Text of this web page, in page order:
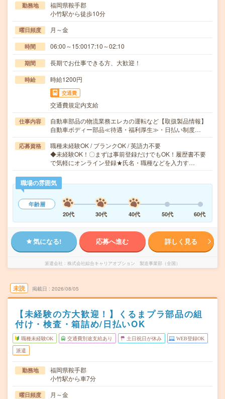
勤務地
福岡県鞍手郡
小竹駅から徒歩10分
曜日頻度 月～金
時間 06:00～15:0017:10～02:10
期間 長期でお仕事できる方、大歓迎！
時給 時給1200円
交通費
交通費規定内支給
仕事内容
自動車部品の物流業務エレカの運転など【取扱製品情報】
自動車ボディー部品≪待遇・福利厚生≫・日払い制度…
応募資格
職種未経験OK / ブランクOK / 英語力不要
◆未経験OK！〇まずは事前登録だけでもOK！履歴書不要
で気軽にオンライン登録★氏名・職種などを入力す…
職場の雰囲気
年齢層
20代
30代 40代 50代 60代
気になる! 応募へ進む 詳しく見る
派遣会社 株式会社綜合キャリアオプション 製造事業部（全国）
未読 掲載日 2026/08/05
【未経験の方大歓迎！】くるまプラ部品の組
付け・検査・箱詰め/日払いOK
職種未経験OK 交通費別途支給あり 土日祝日が休み WEB登録OK
派遣
勤務地
福岡県鞍手郡
小竹駅から車7分
曜日頻度 月～金